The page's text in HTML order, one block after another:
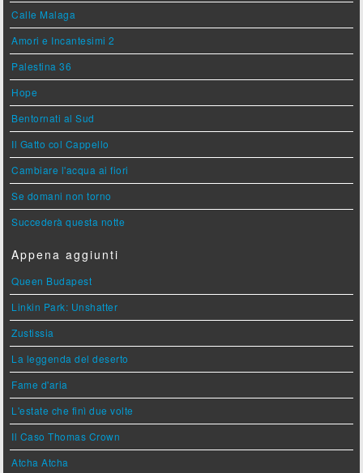
Calle Malaga
Amori e Incantesimi 2
Palestina 36
Hope
Bentornati al Sud
Il Gatto col Cappello
Cambiare l'acqua ai fiori
Se domani non torno
Succederà questa notte
Appena aggiunti
Queen Budapest
Linkin Park: Unshatter
Zustissia
La leggenda del deserto
Fame d'aria
L'estate che finì due volte
Il Caso Thomas Crown
Atcha Atcha